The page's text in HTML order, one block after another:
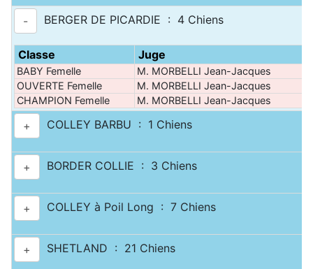
- BERGER DE PICARDIE : 4 Chiens
Classe Juge
BABY Femelle M. MORBELLI Jean-Jacques
OUVERTE Femelle
M. MORBELLI Jean-Jacques
CHAMPION Femelle
M. MORBELLI Jean-Jacques
+ COLLEY BARBU : 1 Chiens
+ BORDER COLLIE : 3 Chiens
+ COLLEY à Poil Long : 7 Chiens
+ SHETLAND : 21 Chiens